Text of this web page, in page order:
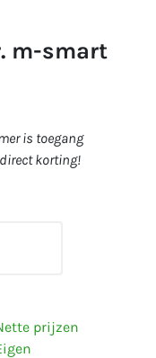
m-smart
is toegang
korting!
prijzen